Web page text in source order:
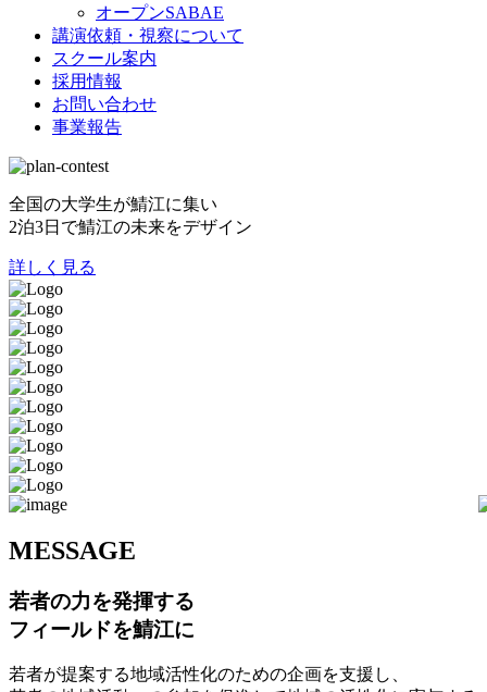
オープンSABAE
講演依頼・視察について
スクール案内
採用情報
お問い合わせ
事業報告
全国の大学生が鯖江に集い
2泊3日で鯖江の未来をデザイン
詳しく見る
MESSAGE
若者の力を発揮する
フィールドを鯖江に
若者が提案する地域活性化のための企画を支援し、